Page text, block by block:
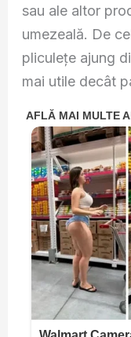
sau ale altor
umezeală. De
pliculețe ajung
mai utile decât